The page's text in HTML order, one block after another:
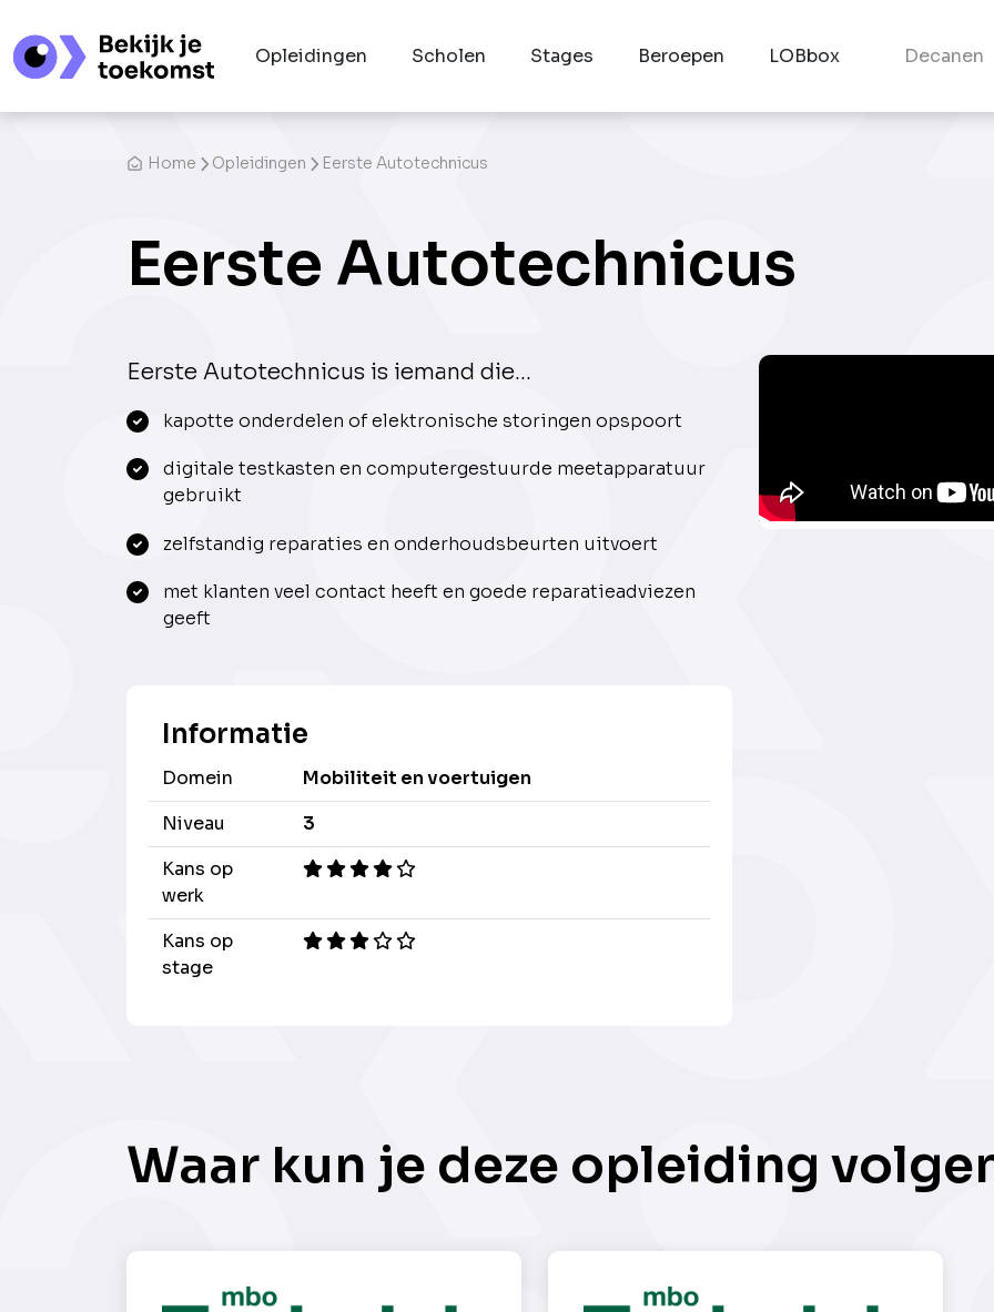
Opleidingen Scholen Stages Beroepen LOBbox Decanen
Home Opleidingen Eerste Autotechnicus
Eerste Autotechnicus
Eerste Autotechnicus is iemand die...
kapotte onderdelen of elektronische storingen opspoort
digitale testkasten en computergestuurde meetapparatuur
gebruikt
zelfstandig reparaties en onderhoudsbeurten uitvoert
met klanten veel contact heeft en goede reparatieadviezen
geeft
Informatie
Domein
Mobiliteit en voertuigen
Niveau
3
Kans op
werk
Kans op
stage
Waar kun je deze opleiding